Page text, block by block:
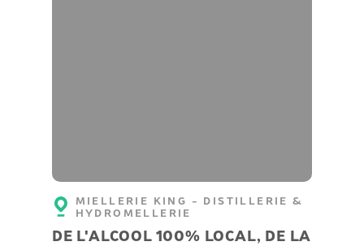
MIELLERIE KING - DISTILLERIE &
HYDROMELLERIE
DE L'ALCOOL 100% LOCAL, DE LA